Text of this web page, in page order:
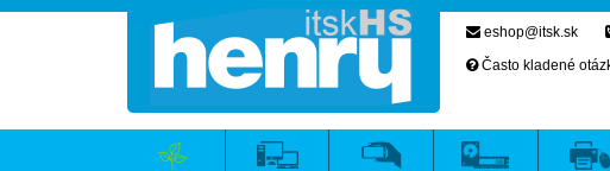
eshop@itsk.sk
Často kladené